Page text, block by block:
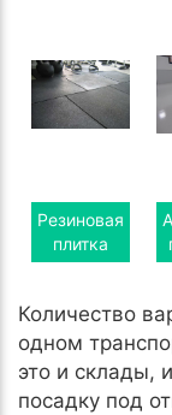
Резиновая
плитка
Количество
одном
это и склады,
посадку под